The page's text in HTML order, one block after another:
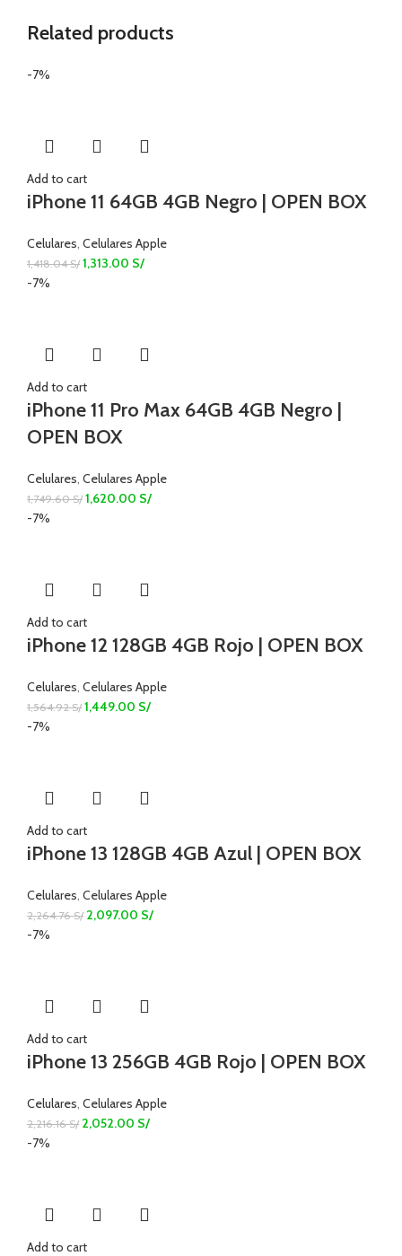
Related products
-7%
Add to cart
iPhone 11 64GB 4GB Negro | OPEN BOX
Celulares Celulares Apple
1,418.04S/ 1,313.00 S/
-7%
Add to cart
iPhone 11 Pro Max 64GB 4GB Negro |
OPEN BOX
Celulares Celulares Apple
1,749.60S/ 1,620.00 S/
-7%
Add to cart
iPhone 12 128GB 4GB Rojo | OPEN BOX
Celulares Celulares Apple
1,564.92S/ 1,449.00 S/
-7%
Add to cart
iPhone 13 128GB 4GB Azul | OPEN BOX
Celulares Celulares Apple
2,264.76S/ 2,097.00 S/
-7%
Add to cart
iPhone 13 256GB 4GB Rojo | OPEN BOX
Celulares Celulares Apple
2,216.16S/ 2,052.00 S/
-7%
Add to cart